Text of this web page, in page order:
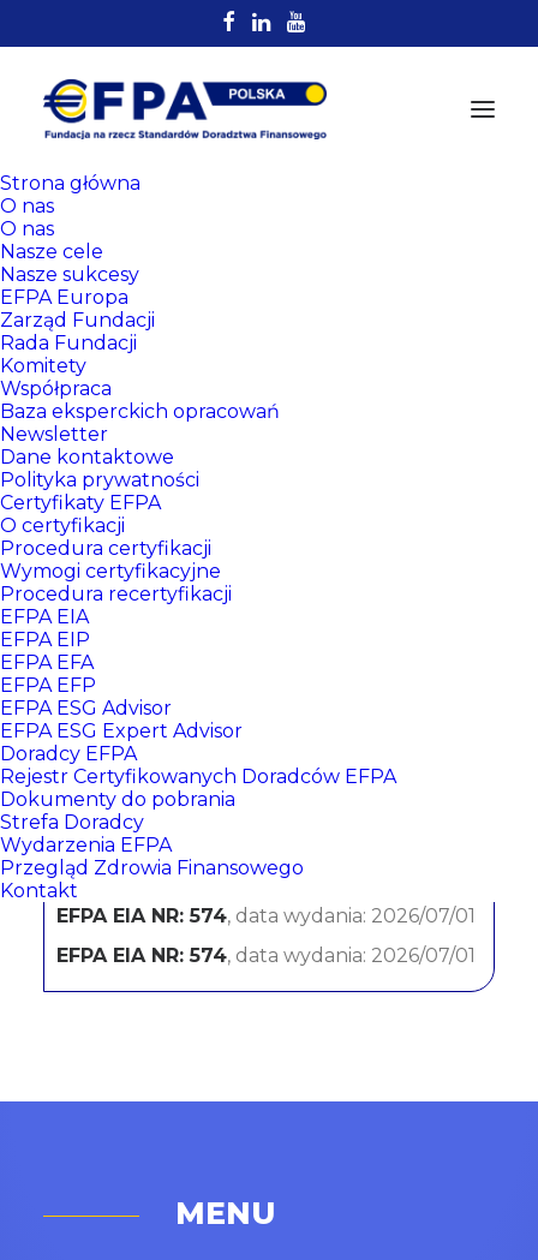
Strona główna
O nas
O nas
Nasze cele
Nasze sukcesy
EFPA Europa
Zarząd Fundacji
Rada Fundacji
Komitety
Współpraca
Baza eksperckich opracowań
Newsletter
Dane kontaktowe
Polityka prywatności
Certyfikaty EFPA
O certyfikacji
Procedura certyfikacji
Wymogi certyfikacyjne
Procedura recertyfikacji
EFPA EIA
EFPA EIP
EFPA EFA
EFPA EFP
EFPA ESG Advisor
EFPA ESG Expert Advisor
Doradcy EFPA
Rejestr Certyfikowanych Doradców EFPA
Dokumenty do pobrania
Strefa Doradcy
Wydarzenia EFPA
Przegląd Zdrowia Finansowego
Kontakt
Rejestr
Certyfikowanych
Doradców EFPA
JOANNA KASPRUSZ
PKO BP SA 0 1 STRZELCE OPOLSKIE
CERTYFIKATY:
EFPA EIA NR: 574, data wydania: 2026/07/01
EFPA EIA NR: 574, data wydania: 2026/07/01
MENU